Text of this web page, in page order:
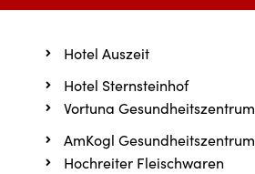
Hochreiter Fleischwaren
Vortuna Gesundheitszentrum
AmKogl Gesundheitszentrum
Hotel Auszeit
Hotel Sternsteinhof